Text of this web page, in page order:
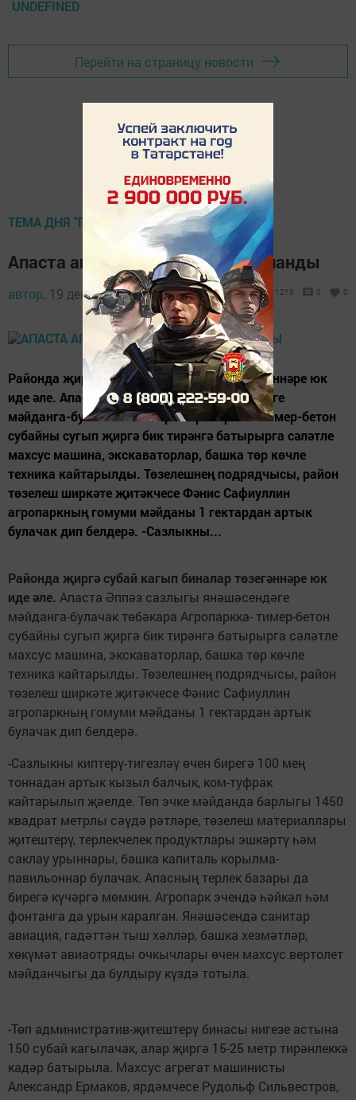
UNDEFINED
Перейти на страницу новости
ТЕМА ДНЯ "ГАЗЕТА"
Апаста агропарк төзелеше башланды
автор, 19 декабря 2014 - 05:41 1219 0 0
Районда җиргә субай кагып биналар төзегәннәре юк
иде әле. Апаста Әппәз сазлыгы янәшәсендәге
мәйданга-булачак төбәкара Агропаркка- тимер-бетон
субайны сугып җиргә бик тирәнгә батырырга сәләтле
махсус машина, экскаваторлар, башка төр көчле
техника кайтарылды. Төзелешнең подрядчысы, район
төзелеш ширкәте җитәкчесе Фәнис Сафиуллин
агропаркның гомуми мәйданы 1 гектардан артык
булачак дип белдерә. -Сазлыкны...
Районда җиргә субай кагып биналар төзегәннәре юк
иде әле. Апаста Әппәз сазлыгы янәшәсендәге
мәйданга-булачак төбәкара Агропаркка- тимер-бетон
субайны сугып җиргә бик тирәнгә батырырга сәләтле
махсус машина, экскаваторлар, башка төр көчле
техника кайтарылды. Төзелешнең подрядчысы, район
төзелеш ширкәте җитәкчесе Фәнис Сафиуллин
агропаркның гомуми мәйданы 1 гектардан артык
булачак дип белдерә.
-Сазлыкны киптерү-тигезләү өчен бирегә 100 мең
тоннадан артык кызыл балчык, ком-туфрак
кайтарылып җәелде. Төп эчке мәйданда барлыгы 1450
квадрат метрлы сәүдә рәтләре, төзелеш материаллары
җитештерү, терлекчелек продуктлары эшкәртү һәм
саклау урыннары, башка капиталь корылма-
павильоннар булачак. Апасның терлек базары да
бирегә күчәргә мөмкин. Агропарк эчендә һәйкәл һәм
фонтанга да урын каралган. Янәшәсендә санитар
авиация, гадәттән тыш хәлләр, башка хезмәтләр,
хөкүмәт авиаотряды очкычлары өчен махсус вертолет
мәйданчыгы да булдыру күздә тотыла.
-Төп административ-җитештерү бинасы нигезе астына
150 субай кагылачак, алар җиргә 15-25 метр тирәнлеккә
кадәр батырыла. Махсус агрегат машинисты
Александр Ермаков, ярдәмчесе Рудольф Сильвестров,